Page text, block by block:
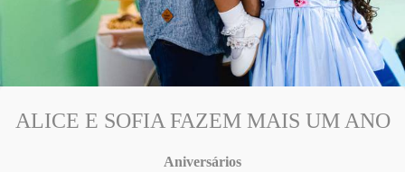
ALICE E SOFIA FAZEM MAIS UM ANO
Aniversários